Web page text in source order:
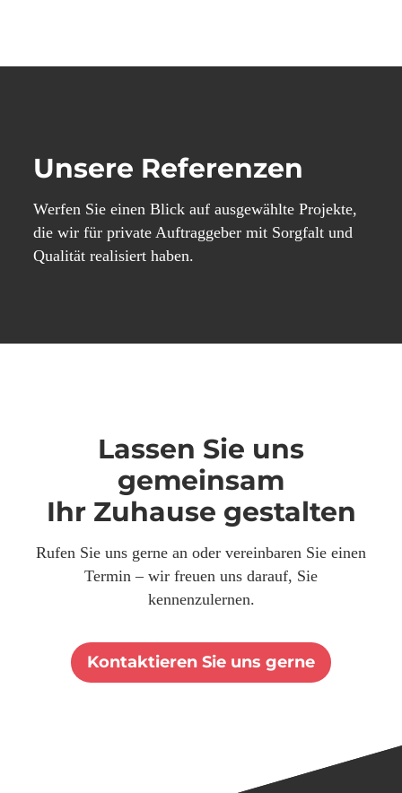
Unsere Referenzen
Werfen Sie einen Blick auf ausgewählte Projekte,
die wir für private Auftraggeber mit Sorgfalt und
Qualität realisiert haben.
Lassen Sie uns
gemeinsam
Ihr Zuhause gestalten
Rufen Sie uns gerne an oder vereinbaren Sie einen
Termin – wir freuen uns darauf, Sie
kennenzulernen.
Kontaktieren Sie uns gerne